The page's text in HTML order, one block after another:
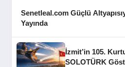
Senetleal.com Güçlü
Yayında
İzmit’in 105.
SOLOTÜRK